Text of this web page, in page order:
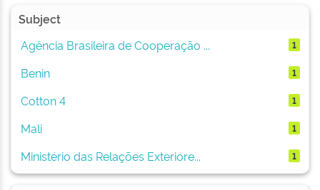
Subject
Agência Brasileira de Cooperação ...
1
Benin 1
Cotton 4 1
Mali 1
Ministério das Relações Exteriore... 1